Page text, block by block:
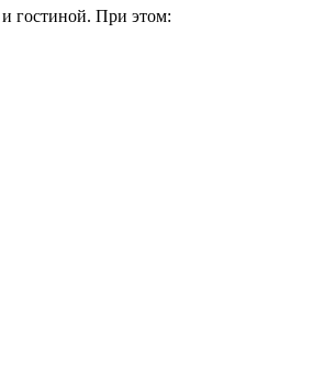
гостиной. При этом: